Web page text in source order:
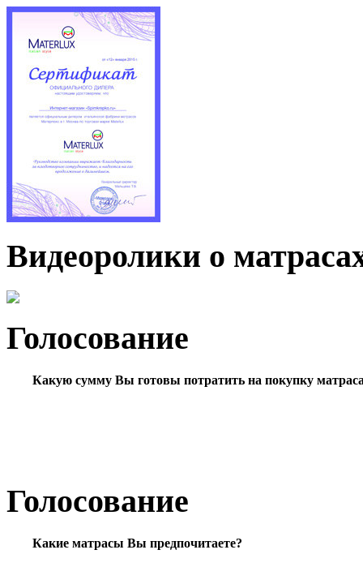
Видеоролики о
Голосование
Какую сумму Вы готовы потратить на покупку
Голосование
Какие матрасы Вы предпочитаете?